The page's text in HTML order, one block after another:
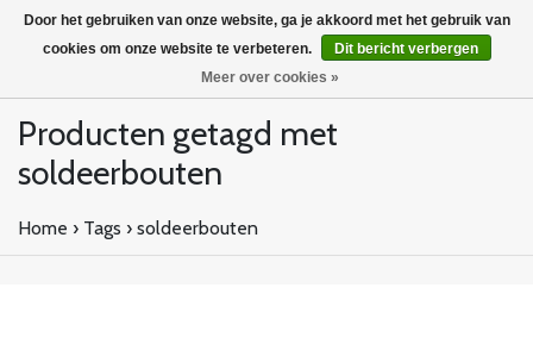
Producten getagd met
soldeerbouten
Home › Tags › soldeerbouten
Door het gebruiken van onze website, ga je akkoord met het gebruik van
cookies om onze website te verbeteren.
Dit bericht verbergen
Meer over cookies »